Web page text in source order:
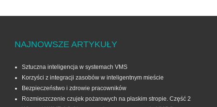
NAJNOWSZE ARTYKUŁY
Sztuczna inteligencja w systemach VMS
Korzyści z integracji zasobów w inteligentnym mieście
Bezpieczeństwo i zdrowie pracowników
Rozmieszczenie czujek pożarowych na płaskim stropie. Część 2